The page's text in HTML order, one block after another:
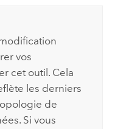
vos
cet outil. Cela
les derniers
de
Si vous